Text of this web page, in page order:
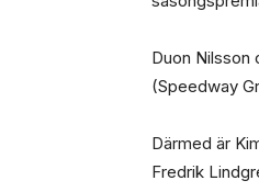
Duon Nilsson
(Speedway
Därmed är
Fredrik